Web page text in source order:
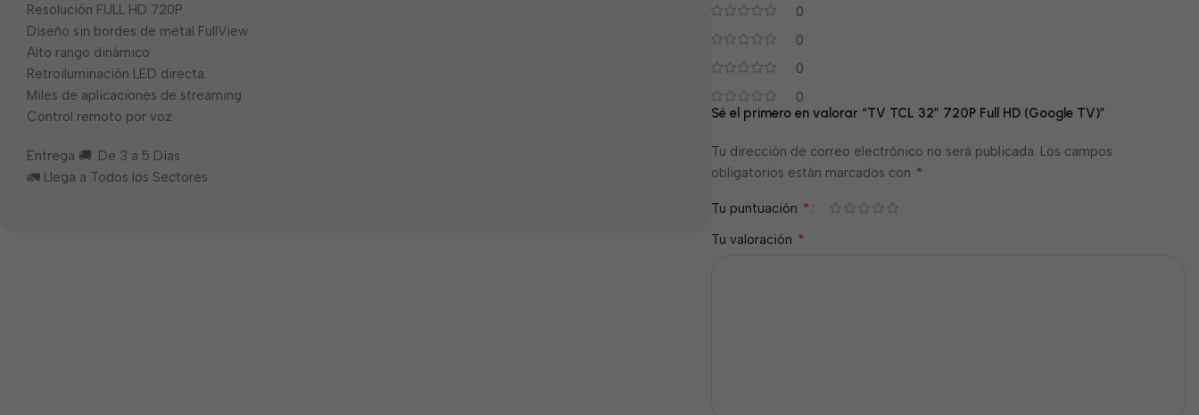
Resolución FULL HD 720P
Diseño sin bordes de metal FullView
Alto rango dinámico
Retroiluminación LED directa
Miles de aplicaciones de streaming
Control remoto por voz
Entrega 🚚: De 3 a 5 Días
🚛 Llega a Todos los Sectores.
0
0
0
0
Sé el primero en valorar “TV TCL 32” 720P Full HD (Google TV)”
Tu dirección de correo electrónico no será publicada. Los campos
obligatorios están marcados con *
Tu puntuación *
Tu valoración *